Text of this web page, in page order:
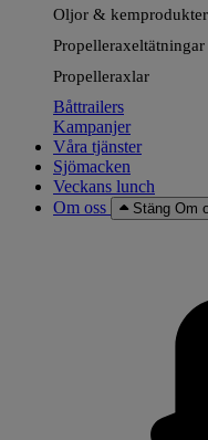
Oljor & kemprodukter
Propelleraxeltätningar
Propelleraxlar
Båttrailers
Kampanjer
Våra tjänster
Sjömacken
Veckans lunch
Om oss
Stäng Om